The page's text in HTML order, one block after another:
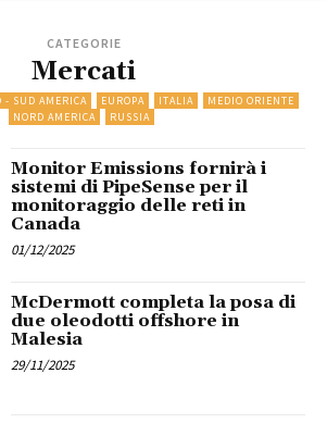
CATEGORIE
Mercati
- SUD AMERICA EUROPA ITALIA
MEDIO ORIENTE
NORD AMERICA
RUSSIA
Monitor Emissions fornirà i
sistemi di PipeSense per il
monitoraggio delle reti in
Canada
01/12/2025
McDermott completa la posa di
due oleodotti offshore in
Malesia
29/11/2025